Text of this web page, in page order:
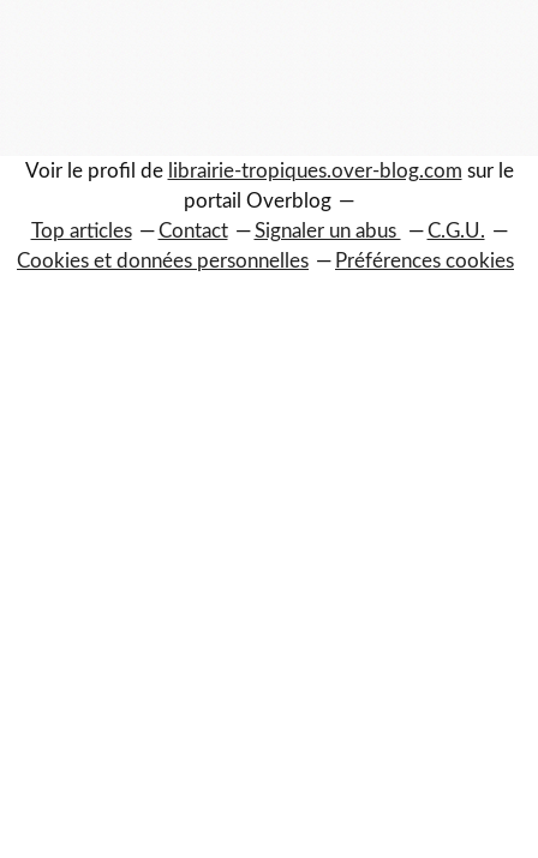
Voir le profil de librairie-tropiques.over-blog.com sur le
portail Overblog
Top articles
Contact Signaler un abus
C.G.U.
Cookies et données personnelles
Préférences cookies